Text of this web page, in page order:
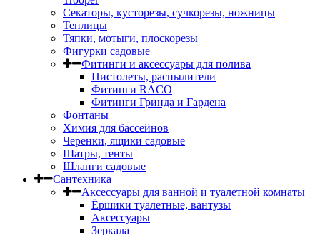
Секаторы, кусторезы, сучкорезы, ножницы
Теплицы
Тяпки, мотыги, плоскорезы
Фигурки садовые
Фитинги и аксессуары для полива
Пистолеты, распылители
Фитинги RACO
Фитинги Гринда и Гардена
Фонтаны
Химия для бассейнов
Черенки, ящики садовые
Шатры, тенты
Шланги садовые
Сантехника
Аксессуары для ванной и туалетной комнаты
Ёршики туалетные, вантузы
Аксессуары
Зеркала